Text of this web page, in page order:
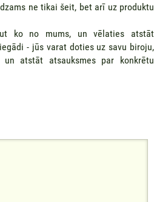
ne tikai šeit, bet arī uz produktu
ko no mums, un vēlaties atstāt
- jūs varat doties uz savu biroju,
atstāt atsauksmes par konkrētu